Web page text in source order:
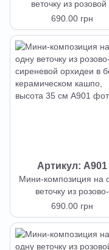
веточку из розовой
фиолетовой
орхидеи в белом
высота 35 см
690.00 грн
Артикул: А901
Мини-композиция на
веточку из розово-
сиреневой орхидеи в
керамическом
690.00 грн